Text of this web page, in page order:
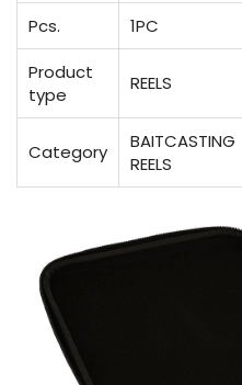
Pcs. 1PC
Product
type
REELS
Category
BAITCASTING
REELS